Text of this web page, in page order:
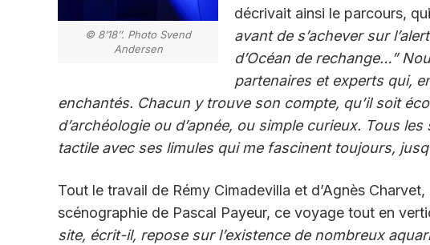
© 8’18’’. Photo Svend
Andersen
décrivait ainsi le parcours,
avant de s’achever sur
d’Océan de rechange…”
partenaires et experts qui,
enchantés. Chacun y trouve son compte, qu’il soit
d’archéologie ou d’apnée, ou simple curieux. Tous
tactile avec ses limules qui me fascinent toujours,
Tout le travail de Rémy Cimadevilla et d’Agnès Charvet,
scénographie de Pascal Payeur, ce voyage tout en
site, écrit-il, repose sur l’existence de nombreux